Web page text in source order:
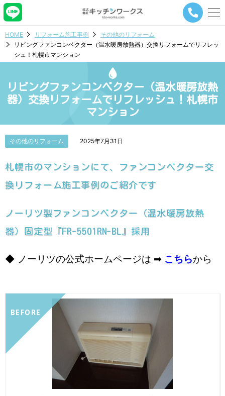
メ
ー
ビ
ー
シ
ョ
タ
HOME リフォーム施工事例
その他のリフォーム
リビングファンコンベクター（温水暖房放熱器）交換リフォームでリフレッ
シュ！札幌市マンション
リビングファンコンベクター（温水暖房放熱
器）交換リフォームでリフレッシュ！札幌市
マンション
その他のリフォーム 2025年7月31日
札幌市のマンションにて、ファンコンベクター交
換リフォーム施工事例のご紹介です
ノーリツ製ファンコンベクター（温水暖房放熱
器）固定型『FR-5501RN-BL』採用
◆ ノーリツの公式ホームページは ➡ こちらから
BEFORE